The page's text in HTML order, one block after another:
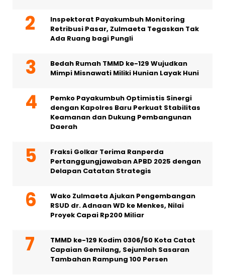
Inspektorat Payakumbuh Monitoring
Retribusi Pasar, Zulmaeta Tegaskan Tak
Ada Ruang bagi Pungli
Bedah Rumah TMMD ke-129 Wujudkan
Mimpi Misnawati Miliki Hunian Layak Huni
Pemko Payakumbuh Optimistis Sinergi
dengan Kapolres Baru Perkuat Stabilitas
Keamanan dan Dukung Pembangunan
Daerah
Fraksi Golkar Terima Ranperda
Pertanggungjawaban APBD 2025 dengan
Delapan Catatan Strategis
Wako Zulmaeta Ajukan Pengembangan
RSUD dr. Adnaan WD ke Menkes, Nilai
Proyek Capai Rp200 Miliar
TMMD ke-129 Kodim 0306/50 Kota Catat
Capaian Gemilang, Sejumlah Sasaran
Tambahan Rampung 100 Persen